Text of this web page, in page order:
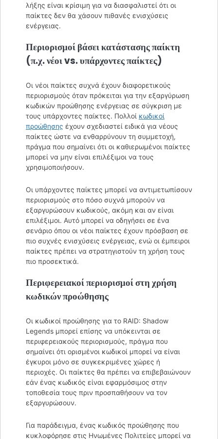
λήξης είναι κρίσιμη για να διασφαλιστεί ότι οι
παίκτες δεν θα χάσουν πιθανές ενισχύσεις
ενέργειας.
Περιορισμοί βάσει κατάστασης παίκτη
(π.χ. νέοι vs. υπάρχοντες παίκτες)
Οι νέοι παίκτες συχνά έχουν διαφορετικούς
περιορισμούς όταν πρόκειται για την εξαργύρωση
κωδικών προώθησης ενέργειας σε σύγκριση με
τους υπάρχοντες παίκτες. Πολλοί κωδικοί
προώθησης έχουν σχεδιαστεί ειδικά για νέους
παίκτες ώστε να ενθαρρύνουν τη συμμετοχή,
πράγμα που σημαίνει ότι οι καθιερωμένοι παίκτες
μπορεί να μην είναι επιλέξιμοι να τους
χρησιμοποιήσουν.
Οι υπάρχοντες παίκτες μπορεί να αντιμετωπίσουν
περιορισμούς στο πόσο συχνά μπορούν να
εξαργυρώσουν κωδικούς, ακόμη και αν είναι
επιλέξιμοι. Αυτό μπορεί να οδηγήσει σε ένα
σενάριο όπου οι νέοι παίκτες έχουν πρόσβαση σε
πιο συχνές ενισχύσεις ενέργειας, ενώ οι έμπειροι
παίκτες πρέπει να στρατηγιστούν τη χρήση τους
πιο προσεκτικά.
Περιφερειακοί περιορισμοί στη χρήση
κωδικών προώθησης
Οι κωδικοί προώθησης για το RAID: Shadow
Legends μπορεί επίσης να υπόκεινται σε
περιφερειακούς περιορισμούς, πράγμα που
σημαίνει ότι ορισμένοι κωδικοί μπορεί να είναι
έγκυροι μόνο σε συγκεκριμένες χώρες ή
περιοχές. Οι παίκτες θα πρέπει να επιβεβαιώνουν
εάν ένας κωδικός είναι εφαρμόσιμος στην
τοποθεσία τους πριν προσπαθήσουν να τον
εξαργυρώσουν.
Για παράδειγμα, ένας κωδικός προώθησης που
κυκλοφόρησε στις Ηνωμένες Πολιτείες μπορεί να